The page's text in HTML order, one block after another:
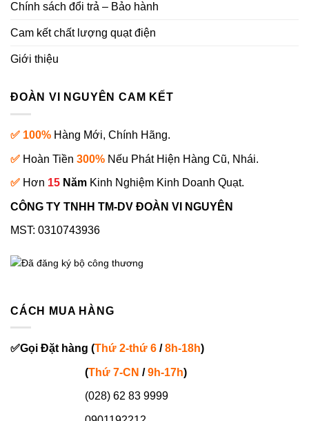
Chính sách đổi trả – Bảo hành
Cam kết chất lượng quạt điện
Giới thiệu
ĐOÀN VI NGUYÊN CAM KẾT
✅ 100% Hàng Mới, Chính Hãng.
✅ Hoàn Tiền 300% Nếu Phát Hiện Hàng Cũ, Nhái.
✅ Hơn 15 Năm Kinh Nghiệm Kinh Doanh Quạt.
CÔNG TY TNHH TM-DV ĐOÀN VI NGUYÊN
MST: 0310743936
CÁCH MUA HÀNG
✅Gọi Đặt hàng (Thứ 2-thứ 6 /8h-18h)
(Thứ 7-CN /9h-17h)
(028) 62 83 9999